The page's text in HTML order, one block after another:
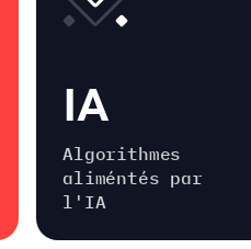
IA
Algorithmes
aliméntés par
l'IA